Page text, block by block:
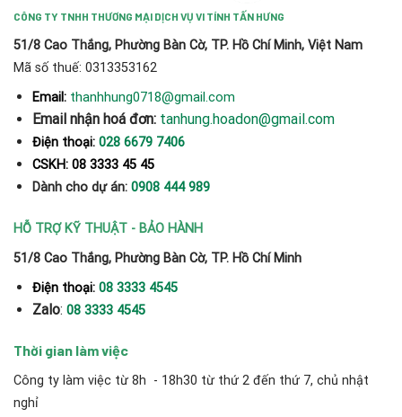
CÔNG TY TNHH THƯƠNG MẠI DỊCH VỤ VI TÍNH TẤN HƯNG
51/8 Cao Thắng, Phường Bàn Cờ, TP. Hồ Chí Minh, Việt Nam
Mã số thuế: 0313353162
Email: thanhhung0718@gmail.com
Email nhận hoá đơn: tanhung.hoadon@gmail.com
Điện thoại: 028 6679 7406
CSKH: 08 3333 45 45
Dành cho dự án: 0908 444 989
HỖ TRỢ KỸ THUẬT - BẢO HÀNH
51/8 Cao Thắng, Phường Bàn Cờ, TP. Hồ Chí Minh
Điện thoại: 08 3333 4545
Zalo: 08 3333 4545
Thời gian làm việc
Công ty làm việc từ 8h - 18h30 từ thứ 2 đến thứ 7, chủ nhật
nghỉ